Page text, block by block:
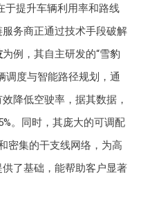
于提升车辆利用率和路线
务商正通过技术手段破解
为例，其自主研发的“雪豹
调度与智能路径规划，通
降低空驶率，据其数据，
。同时，其庞大的可调配
密集的干支线网络，为高
了基础，能帮助客户显著